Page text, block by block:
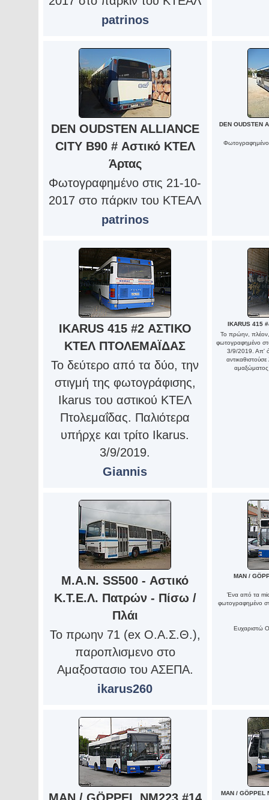
patrinos
DEN OUDSTEN ALLIANCE
CITY B90 # Αστικό ΚΤΕΛ
Άρτας
Φωτογραφημένο στις 21-10-
2017 στο πάρκιν του ΚΤΕΑΛ
patrinos
DEN OUDSTEN
Φωτογραφημένο
IKARUS 415 #2 ΑΣΤΙΚΟ
ΚΤΕΛ ΠΤΟΛΕΜΑΪΔΑΣ
Το δεύτερο από τα δύο, την
στιγμή της φωτογράφισης,
Ikarus του αστικού ΚΤΕΛ
Πτολεμαΐδας. Παλιότερα
υπήρχε και τρίτο Ikarus.
3/9/2019.
Giannis
IKARUS 415
Το πρώην, πλέον,
φωτογραφημένο
3/9/2019. Απ'
M.A.N. SS500 - Αστικό
Κ.Τ.Ε.Λ. Πατρών - Πίσω /
Πλάι
Το πρωην 71 (ex O.A.Σ.Θ.),
παροπλισμενο στο
Αμαξοστασιο του ΑΣΕΠΑ.
ikarus260
MAN /
Ένα από τα
φωτογραφημένο
Ευχαριστώ
MAN /